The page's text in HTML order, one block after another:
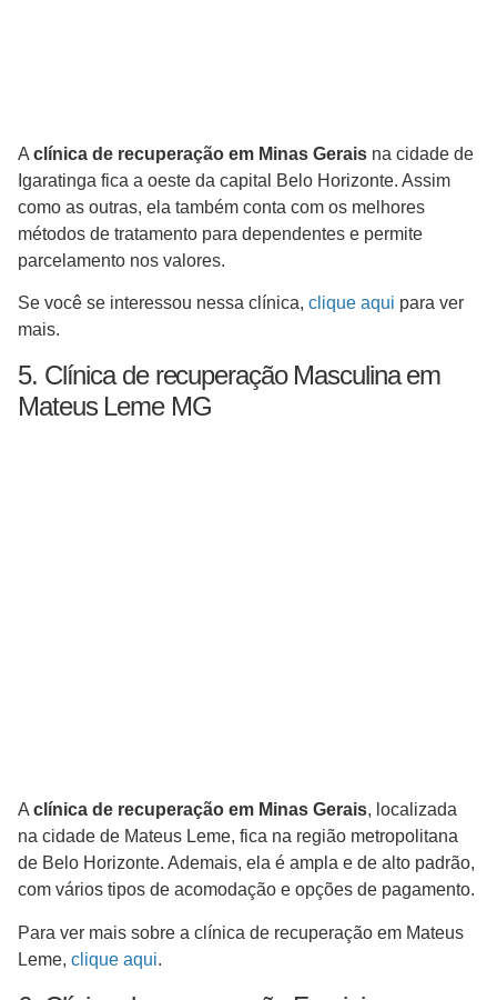
A clínica de recuperação em Minas Gerais na cidade de
Igaratinga fica a oeste da capital Belo Horizonte. Assim
como as outras, ela também conta com os melhores
métodos de tratamento para dependentes e permite
parcelamento nos valores.
Se você se interessou nessa clínica, clique aqui para ver
mais.
5. Clínica de recuperação Masculina em
Mateus Leme MG
A clínica de recuperação em Minas Gerais, localizada
na cidade de Mateus Leme, fica na região metropolitana
de Belo Horizonte. Ademais, ela é ampla e de alto padrão,
com vários tipos de acomodação e opções de pagamento.
Para ver mais sobre a clínica de recuperação em Mateus
Leme, clique aqui.